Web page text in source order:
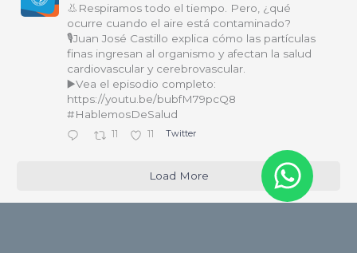
👃Respiramos todo el tiempo. Pero, ¿qué
ocurre cuando el aire está contaminado?
🎙️Juan José Castillo explica cómo las partículas
finas ingresan al organismo y afectan la salud
cardiovascular y cerebrovascular.
▶️Vea el episodio completo:
https://youtu.be/bubfM79pcQ8
#HablemosDeSalud
11 11 Twitter
Load More